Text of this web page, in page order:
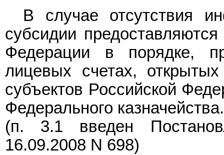
В случае отсутствия
субсидии
Федерации в порядке,
лицевых счетах,
субъектов Российской
Федерального казначейства.
(п. 3.1 введен
16.09.2008 N 698)